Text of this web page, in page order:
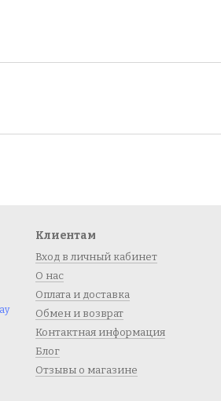
Клиентам
Вход в личный кабинет
О нас
Оплата и доставка
Обмен и возврат
Контактная информация
Блог
Отзывы о магазине